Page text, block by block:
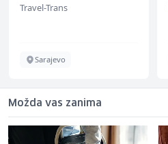
Travel-Trans
Sarajevo
Možda vas zanima